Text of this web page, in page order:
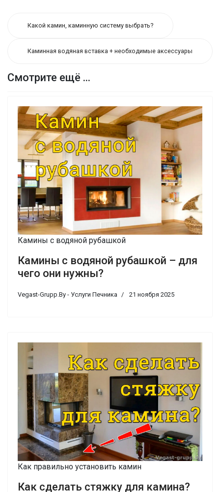
Какой камин, каминную систему выбрать?
Каминная водяная вставка + необходимые аксессуары
Смотрите ещё ...
Камины с водяной рубашкой
Камины с водяной рубашкой – для
чего они нужны?
Vegast-Grupp.By - Услуги Печника 21 ноября 2025
Как правильно установить камин
Как сделать стяжку для камина?